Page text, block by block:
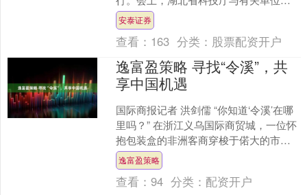
别签署新设立省联合基金协议、续签省
联合基金新一期协议、....
安泰证券
查看： 163 分类： 股票配资开户
逸富盈策略 寻找“令溪”，共
享中国机遇
国际商报记者 洪剑儒 “你知道‘令溪’在哪
里吗？” 在浙江义乌国际商贸城，一位怀
抱包装盒的非洲客商穿梭于偌大的市场
间。他时而进店向店主打听，时而拦下
路过的保安进....
逸富盈策略
查看：94 分类： 配资开户